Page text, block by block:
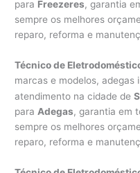
para Freezeres, garantia
sempre os melhores
reparo, reforma e
Técnico de
marcas e modelos, adegas
atendimento na cidade deS
para Adegas, garantia em
sempre os melhores
reparo, reforma e